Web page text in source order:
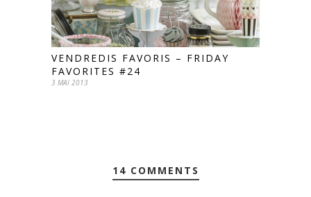
VENDREDIS FAVORIS – FRIDAY
FAVORITES #24
3 MAI 2013
14 COMMENTS